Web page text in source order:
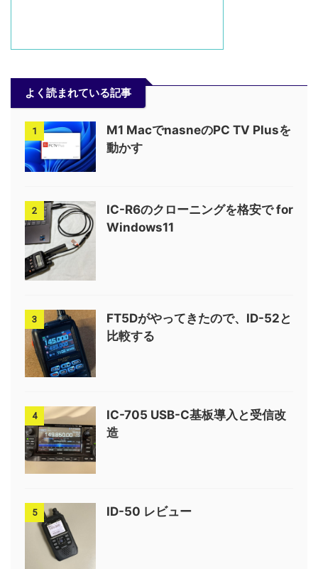
よく読まれている記事
1
M1 MacでnasneのPC TV Plusを
動かす
2
IC-R6のクローニングを格安で for
Windows11
3
FT5Dがやってきたので、ID-52と
比較する
4
IC-705 USB-C基板導入と受信改
造
5 ID-50 レビュー